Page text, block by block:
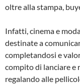
oltre alla stampa,
Infatti, cinema e
destinate a
completandosi e
compito di lanciare e
regalando alle